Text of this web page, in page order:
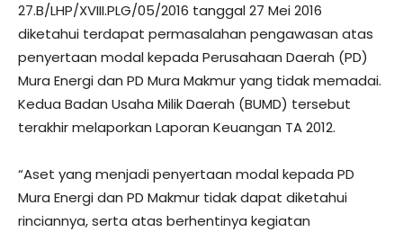
27.B/LHP/XVIII.PLG/05/2016 tanggal 27 Mei 2016
diketahui terdapat permasalahan pengawasan atas
penyertaan modal kepada Perusahaan Daerah (PD)
Mura Energi dan PD Mura Makmur yang tidak memadai.
Kedua Badan Usaha Milik Daerah (BUMD) tersebut
terakhir melaporkan Laporan Keuangan TA 2012.
“Aset yang menjadi penyertaan modal kepada PD
Mura Energi dan PD Makmur tidak dapat diketahui
rinciannya, serta atas berhentinya kegiatan